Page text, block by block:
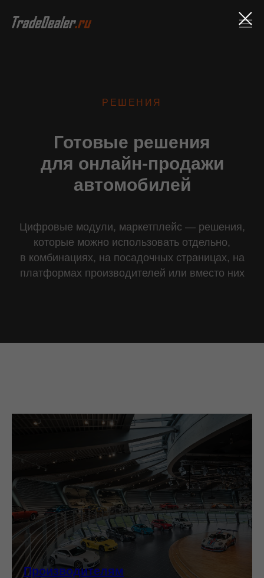
РЕШЕНИЯ
Готовые решения
для онлайн-продажи
автомобилей
Цифровые модули, маркетплейс — решения,
которые можно использовать отдельно,
в комбинациях, на посадочных страницах, на
платформах производителей или вместо них
Производителям